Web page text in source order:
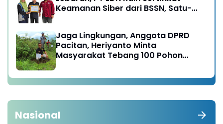
Keamanan Siber dari BSSN, Satu-
Jaga Lingkungan, Anggota DPRD
Pacitan, Heriyanto Minta
Masyarakat Tebang 100 Pohon
Nasional